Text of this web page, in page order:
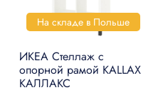
На складе в Польше
ИКЕА Стеллаж с
опорной рамой KALLAX
КАЛЛАКС